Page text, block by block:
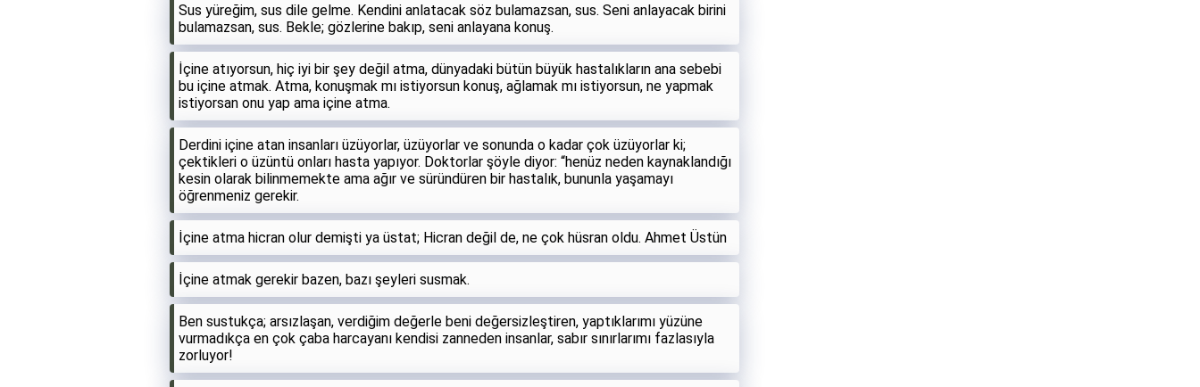
Sus yüreğim, sus dile gelme. Kendini anlatacak söz bulamazsan, sus. Seni anlayacak birini
bulamazsan, sus. Bekle; gözlerine bakıp, seni anlayana konuş.
İçine atıyorsun, hiç iyi bir şey değil atma, dünyadaki bütün büyük hastalıkların ana sebebi
bu içine atmak. Atma, konuşmak mı istiyorsun konuş, ağlamak mı istiyorsun, ne yapmak
istiyorsan onu yap ama içine atma.
Derdini içine atan insanları üzüyorlar, üzüyorlar ve sonunda o kadar çok üzüyorlar ki;
çektikleri o üzüntü onları hasta yapıyor. Doktorlar şöyle diyor: “henüz neden kaynaklandığı
kesin olarak bilinmemekte ama ağır ve süründüren bir hastalık, bununla yaşamayı
öğrenmeniz gerekir.
İçine atma hicran olur demişti ya üstat; Hicran değil de, ne çok hüsran oldu. Ahmet Üstün
İçine atmak gerekir bazen, bazı şeyleri susmak.
Ben sustukça; arsızlaşan, verdiğim değerle beni değersizleştiren, yaptıklarımı yüzüne
vurmadıkça en çok çaba harcayanı kendisi zanneden insanlar, sabır sınırlarımı fazlasıyla
zorluyor!